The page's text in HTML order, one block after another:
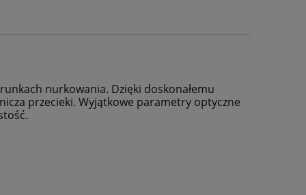
nurkowania. Dzięki doskonałemu
przecieki. Wyjątkowe parametry optyczne